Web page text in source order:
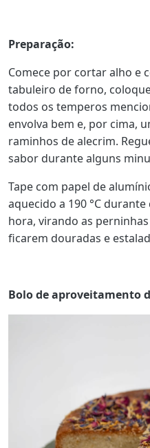
Preparação:
Comece por cortar alho e
tabuleiro de forno,
todos os temperos
envolva bem e, por cima,
raminhos de alecrim.
sabor durante alguns
Tape com papel de
aquecido a 190 °C
hora, virando as
ficarem douradas e
Bolo de aproveitamento